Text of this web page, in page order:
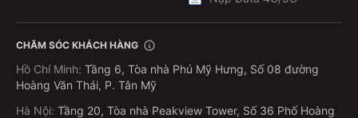
CHĂM SÓC KHÁCH HÀNG
Hồ Chí Minh: Tầng 6, Tòa nhà Phú Mỹ Hưng, Số 08 đường
Hoàng Văn Thái, P. Tân Mỹ
Hà Nội: Tầng 20, Tòa nhà Peakview Tower, Số 36 Phố Hoàng